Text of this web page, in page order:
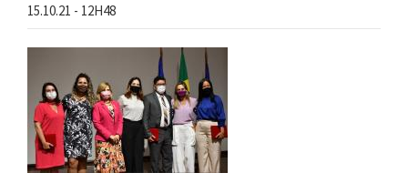
15.10.21 - 12H48